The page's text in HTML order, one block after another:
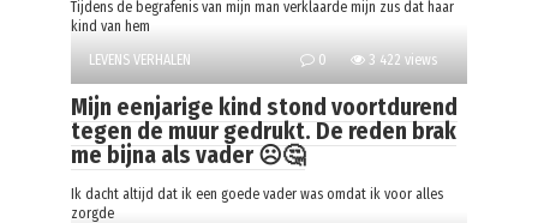
Tijdens de begrafenis van mijn man verklaarde mijn zus dat haar
kind van hem
LEVENS VERHALEN
0 3 422 views
Mijn eenjarige kind stond voortdurend
tegen de muur gedrukt. De reden brak
me bijna als vader ☹️🤔
Ik dacht altijd dat ik een goede vader was omdat ik voor alles
zorgde